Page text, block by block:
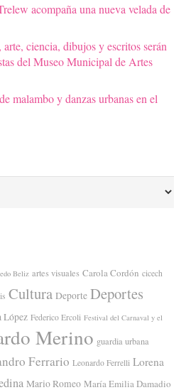
acompaña una nueva velada de
ciencia, dibujos y escritos serán
del Museo Municipal de Artes
malambo y danzas urbanas en el
Beliz artes visuales Carola Cordón cicech
Cultura Deporte Deportes
López Federico Ercoli Festival del Carnaval y el
Merino guardia urbana
Ferrario Leonardo Ferrelli Lorena
Mario Romeo María Emilia Damadio